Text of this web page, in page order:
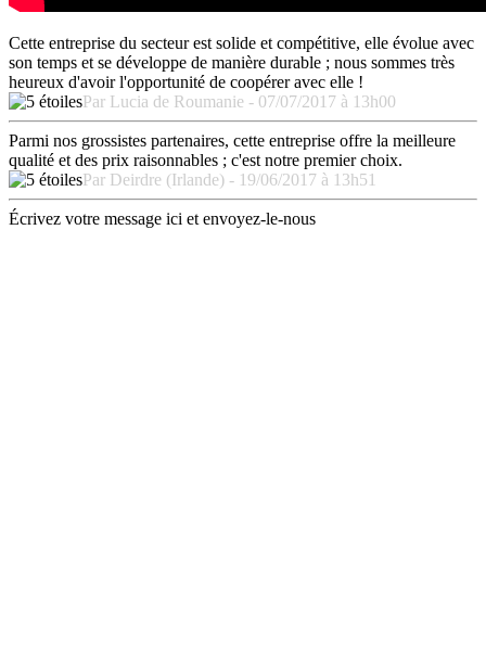
Cette entreprise du secteur est solide et compétitive, elle évolue avec
son temps et se développe de manière durable ; nous sommes très
heureux d'avoir l'opportunité de coopérer avec elle !
Par Lucia de Roumanie - 07/07/2017 à 13h00
Parmi nos grossistes partenaires, cette entreprise offre la meilleure
qualité et des prix raisonnables ; c'est notre premier choix.
Par Deirdre (Irlande) - 19/06/2017 à 13h51
Écrivez votre message ici et envoyez-le-nous